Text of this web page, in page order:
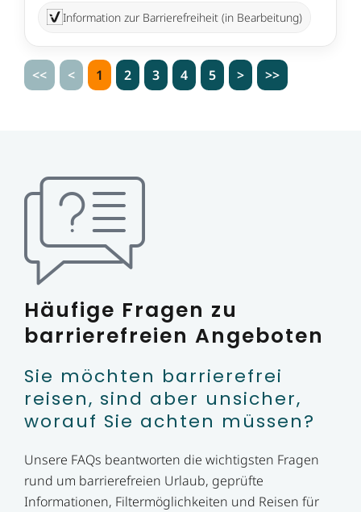
Information zur Barrierefreiheit (in Bearbeitung)
<< < 1 2 3 4 5 > >>
Häufige Fragen zu
barrierefreien Angeboten
Sie möchten barrierefrei
reisen, sind aber unsicher,
worauf Sie achten müssen?
Unsere FAQs beantworten die wichtigsten Fragen
rund um barrierefreien Urlaub, geprüfte
Informationen, Filtermöglichkeiten und Reisen für